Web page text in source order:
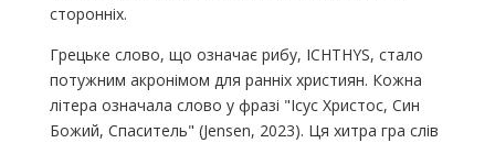
сторонніх.
Грецьке слово, що означає рибу, ICHTHYS, стало
потужним акронімом для ранніх християн. Кожна
літера означала слово у фразі "Ісус Христос, Син
Божий, Спаситель" (Jensen, 2023). Ця хитра гра слів